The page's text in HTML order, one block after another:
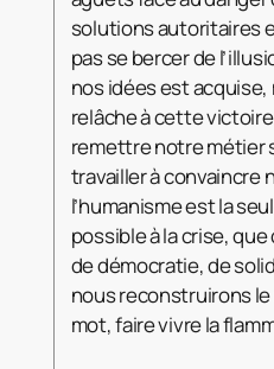
solutions autoritaires
pas se bercer de
nos idées est
relâche à cette
remettre notre métier
travailler à convaincre
l’humanisme est la
possible à la crise, que
de démocratie, de
nous reconstruirons le
mot, faire vivre la